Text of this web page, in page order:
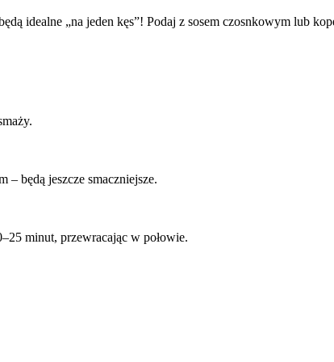
idealne „na jeden kęs”! Podaj z sosem czosnkowym lub
– będą jeszcze smaczniejsze.
minut, przewracając w połowie.